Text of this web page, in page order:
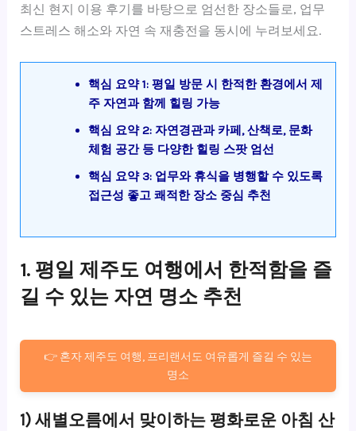
최신 현지 이용 후기를 바탕으로 엄선한 장소들로, 업무
스트레스 해소와 자연 속 재충전을 동시에 누려보세요.
핵심 요약 1: 평일 방문 시 한적한 환경에서 제
주 자연과 함께 힐링 가능
핵심 요약 2: 자연경관과 카페, 산책로, 문화
체험 공간 등 다양한 힐링 스팟 엄선
핵심 요약 3: 업무와 휴식을 병행할 수 있도록
접근성 좋고 쾌적한 장소 중심 추천
1. 평일 제주도 여행에서 한적함을 즐
길 수 있는 자연 명소 추천
👉 혼자 제주도 여행, 프리랜서도 여유롭게 즐길 수 있는
명소
1) 새별오름에서 맞이하는 평화로운 아침 산